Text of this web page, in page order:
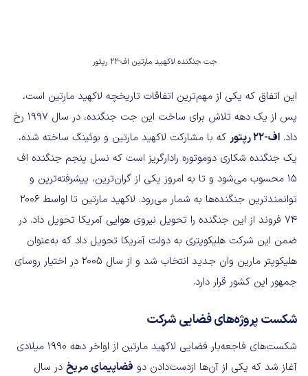
جت جنگنده لاکهید مارتین اف-۲۲ رپتور
این اتفاق که یکی از مهم‌ترین اتفاقات تاریخچه لاکهید مارتین است،
پس از یک دهه تلاش برای ساخت این جت جنگنده، در سال ۱۹۹۷ رخ
داد. اف-۲۲ رپتور
که با مشارکت لاکهید مارتین و بوئینگ ساخته‌ شده،
یک جنگنده شکاری دوموتوره رادارگریز است که نسل پنجم جنگنده اف
۱۵ محسوب می‌شود و تا به امروز یکی از گران‌ترین، پیشرفته‌ترین و
توانمندترین جنگنده‌ها به شمار می‌رود. لاکهید مارتین تا اواسط ۲۰۰۶
۷۴ فروند از این جنگنده را تحویل نیروی هوایی آمریکا تحویل داد. در
ضمن این شرکت هلیکوپتری به دولت آمریکا تحویل داد که به‌عنوان
هلیکوپتر مارین وان جدید انتخاب شد و از سال ۲۰۰۵ در اختیار روسای
جمهور این کشور قرار دارد.
شکست پروژه‌های فضایی شرکت
شکست‌های فاجعه‌بار فضایی لاکهید مارتین از اواخر دهه ۱۹۹۰ میلادی
آغاز شد که یکی از آن‌ها ازدست‌دادن دو فضاپیمای مریخ در سال